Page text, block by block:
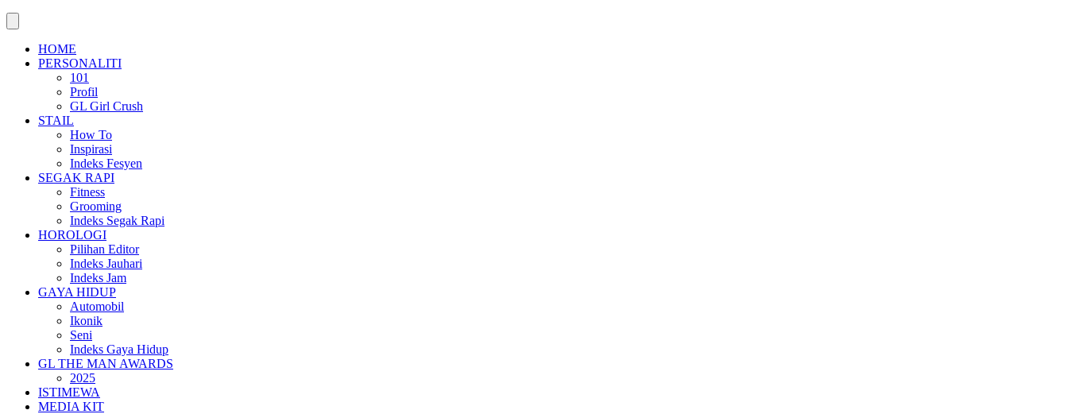
HOME
PERSONALITI
101
Profil
GL Girl Crush
STAIL
How To
Inspirasi
Indeks Fesyen
SEGAK RAPI
Fitness
Grooming
Indeks Segak Rapi
HOROLOGI
Pilihan Editor
Indeks Jauhari
Indeks Jam
GAYA HIDUP
Automobil
Ikonik
Seni
Indeks Gaya Hidup
GL THE MAN AWARDS
2025
ISTIMEWA
MEDIA KIT